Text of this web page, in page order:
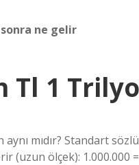
ne gelir
Tl 1
mıdır? Standart
(uzun ölçek): 1.000.000